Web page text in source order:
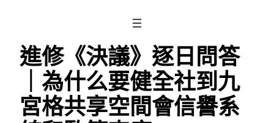
進修《決議》逐日問答
｜為什么要健全社到九
宮格共享空間會信譽系